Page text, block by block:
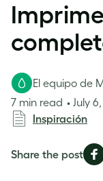
El equipo de
7 min read
July
Inspiración
Share the post